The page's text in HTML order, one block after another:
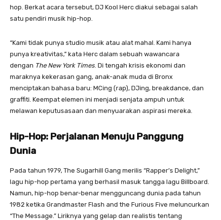
hop. Berkat acara tersebut, DJ Kool Herc diakui sebagai salah
satu pendiri musik hip-hop.
“Kami tidak punya studio musik atau alat mahal. Kami hanya
punya kreativitas,” kata Herc dalam sebuah wawancara
dengan The New York Times . Di tengah krisis ekonomi dan
maraknya kekerasan gang, anak-anak muda di Bronx
menciptakan bahasa baru: MCing (rap), DJing, breakdance, dan
graffiti. Keempat elemen ini menjadi senjata ampuh untuk
melawan keputusasaan dan menyuarakan aspirasi mereka.
Hip-Hop: Perjalanan Menuju Panggung
Dunia
Pada tahun 1979, The Sugarhill Gang merilis “Rapper’s Delight,”
lagu hip-hop pertama yang berhasil masuk tangga lagu Billboard.
Namun, hip-hop benar-benar mengguncang dunia pada tahun
1982 ketika Grandmaster Flash and the Furious Five meluncurkan
“The Message.” Liriknya yang gelap dan realistis tentang